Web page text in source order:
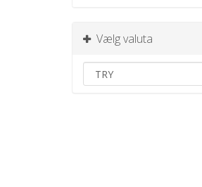
Vælg valuta